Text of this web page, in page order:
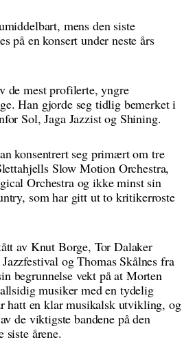
mens den siste
på en konsert under neste års
de mest profilerte, yngre
Han gjorde seg tidlig bemerket i
Sol, Jaga Jazzist og Shining.
konsentrert seg primært om tre
Slow Motion Orchestra,
Orchestra og ikke minst sin
som har gitt ut to kritikerroste
av Knut Borge, Tor Dalaker
og Thomas Skålnes fra
begrunnelse vekt på at Morten
musiker med en tydelig
hatt en klar musikalsk utvikling, og
de viktigste bandene på den
siste årene.